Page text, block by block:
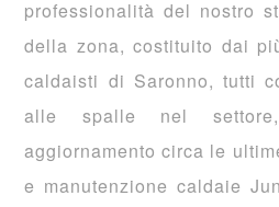
professionalità del nostro
della zona, costituito dai
caldaisti di Saronno, tutti
alle spalle nel
aggiornamento circa le
e manutenzione caldaie